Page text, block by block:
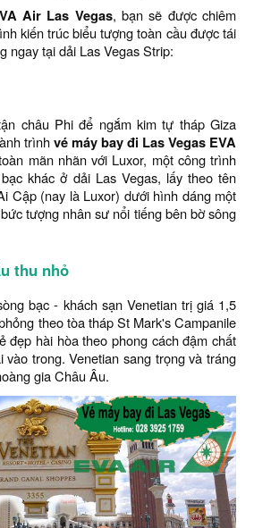
Air Las Vegas, bạn sẽ được chiêm
kiến trúc biểu tượng toàn cầu được tái
ngay tại dải Las Vegas Strip:
châu Phi để ngắm kim tự tháp Giza
trìnhvé máy bay đi Las Vegas EVA
mãn nhãn với Luxor, một công trình
khác ở dải Las Vegas, lấy theo tên
Cập (nay là Luxor) dưới hình dáng một
tượng nhân sư nổi tiếng bên bờ sông
thu nhỏ
bạc - khách sạn Venetian trị giá 1,5
theo tòa tháp St Mark's Campanile
đẹp hài hòa theo phong cách đậm chất
trong. Venetian sang trọng và tráng
gia Châu Âu.